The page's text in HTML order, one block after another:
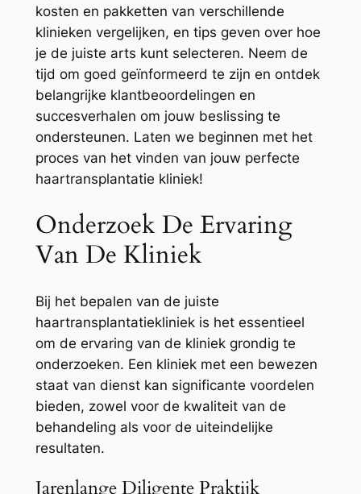
kosten en pakketten van verschillende
klinieken vergelijken, en tips geven over hoe
je de juiste arts kunt selecteren. Neem de
tijd om goed geïnformeerd te zijn en ontdek
belangrijke klantbeoordelingen en
succesverhalen om jouw beslissing te
ondersteunen. Laten we beginnen met het
proces van het vinden van jouw perfecte
haartransplantatie kliniek!
Onderzoek De Ervaring
Van De Kliniek
Bij het bepalen van de juiste
haartransplantatiekliniek is het essentieel
om de ervaring van de kliniek grondig te
onderzoeken. Een kliniek met een bewezen
staat van dienst kan significante voordelen
bieden, zowel voor de kwaliteit van de
behandeling als voor de uiteindelijke
resultaten.
Jarenlange Diligente Praktijk